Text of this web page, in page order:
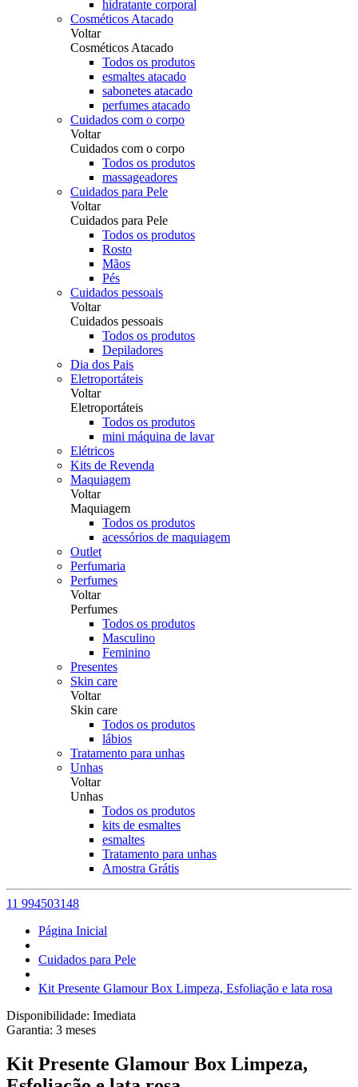
hidratante corporal
Cosméticos Atacado
Voltar
Cosméticos Atacado
Todos os produtos
esmaltes atacado
sabonetes atacado
perfumes atacado
Cuidados com o corpo
Voltar
Cuidados com o corpo
Todos os produtos
massageadores
Cuidados para Pele
Voltar
Cuidados para Pele
Todos os produtos
Rosto
Mãos
Pés
Cuidados pessoais
Voltar
Cuidados pessoais
Todos os produtos
Depiladores
Dia dos Pais
Eletroportáteis
Voltar
Eletroportáteis
Todos os produtos
mini máquina de lavar
Elétricos
Kits de Revenda
Maquiagem
Voltar
Maquiagem
Todos os produtos
acessórios de maquiagem
Outlet
Perfumaria
Perfumes
Voltar
Perfumes
Todos os produtos
Masculino
Feminino
Presentes
Skin care
Voltar
Skin care
Todos os produtos
lábios
Tratamento para unhas
Unhas
Voltar
Unhas
Todos os produtos
kits de esmaltes
esmaltes
Tratamento para unhas
Amostra Grátis
11 994503148
Página Inicial
Cuidados para Pele
Kit Presente Glamour Box Limpeza, Esfoliação e lata rosa
Disponibilidade: Imediata
Garantia: 3 meses
Kit Presente Glamour Box Limpeza,